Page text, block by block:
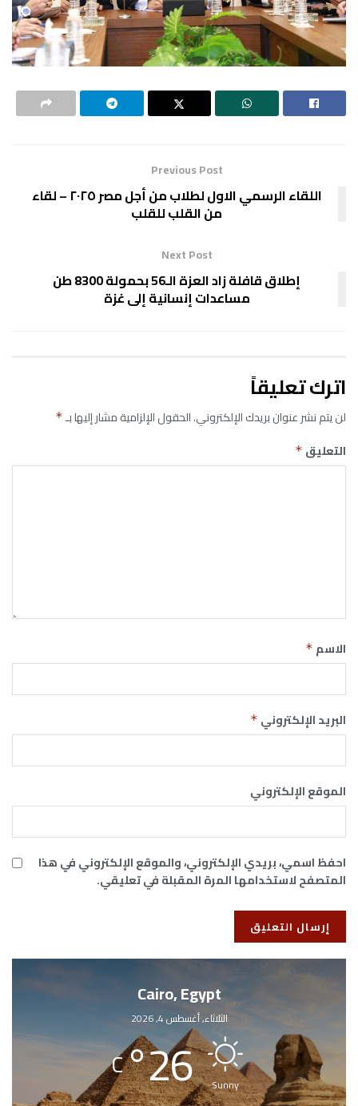
Previous Post
اللقاء الرسمي الاول لطلاب من أجل مصر ٢٠٢٥ – لقاء
من القلب للقلب
Next Post
إطلاق قافلة زاد العزة الـ56 بحمولة 8300 طن
مساعدات إنسانية إلى غزة
اترك تعليقاً
لن يتم نشر عنوان بريدك الإلكتروني.الحقول الإلزامية مشار إليها بـ*
التعليق *
الاسم *
البريد الإلكتروني *
الموقع الإلكتروني
احفظ اسمي، بريدي الإلكتروني، والموقع الإلكتروني في هذا
المتصفح لاستخدامها المرة المقبلة في تعليقي.
Cairo, Egypt
الثلاثاء, أغسطس 4, 2026
Sunny
26
°
C